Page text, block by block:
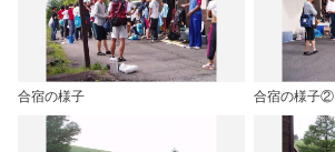
合宿の様子 合宿の様子②